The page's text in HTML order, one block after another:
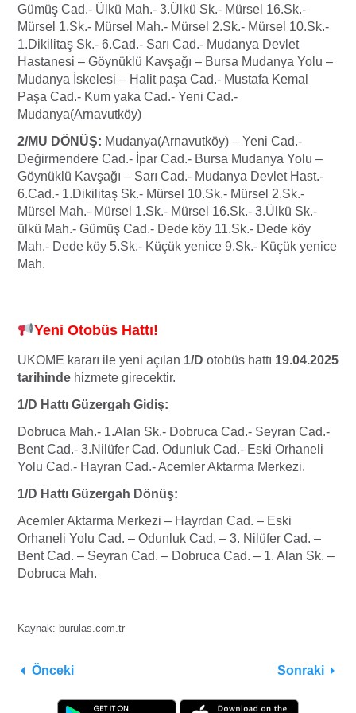
Gümüş Cad.- Ülkü Mah.- 3.Ülkü Sk.- Mürsel 16.Sk.-
Mürsel 1.Sk.- Mürsel Mah.- Mürsel 2.Sk.- Mürsel 10.Sk.-
1.Dikilitaş Sk.- 6.Cad.- Sarı Cad.- Mudanya Devlet
Hastanesi – Göynüklü Kavşağı – Bursa Mudanya Yolu –
Mudanya İskelesi – Halit paşa Cad.- Mustafa Kemal
Paşa Cad.- Kum yaka Cad.- Yeni Cad.-
Mudanya(Arnavutköy)
2/MU DÖNÜŞ: Mudanya(Arnavutköy) – Yeni Cad.-
Değirmendere Cad.- İpar Cad.- Bursa Mudanya Yolu –
Göynüklü Kavşağı – Sarı Cad.- Mudanya Devlet Hast.-
6.Cad.- 1.Dikilitaş Sk.- Mürsel 10.Sk.- Mürsel 2.Sk.-
Mürsel Mah.- Mürsel 1.Sk.- Mürsel 16.Sk.- 3.Ülkü Sk.-
ülkü Mah.- Gümüş Cad.- Dede köy 11.Sk.- Dede köy
Mah.- Dede köy 5.Sk.- Küçük yenice 9.Sk.- Küçük yenice
Mah.
Yeni Otobüs Hattı!
UKOME kararı ile yeni açılan 1/D otobüs hattı 19.04.2025
tarihinde hizmete girecektir.
1/D Hattı Güzergah Gidiş:
Dobruca Mah.- 1.Alan Sk.- Dobruca Cad.- Seyran Cad.-
Bent Cad.- 3.Nilüfer Cad. Odunluk Cad.- Eski Orhaneli
Yolu Cad.- Hayran Cad.- Acemler Aktarma Merkezi.
1/D Hattı Güzergah Dönüş:
Acemler Aktarma Merkezi – Hayrdan Cad. – Eski
Orhaneli Yolu Cad. – Odunluk Cad. – 3. Nilüfer Cad. –
Bent Cad. – Seyran Cad. – Dobruca Cad. – 1. Alan Sk. –
Dobruca Mah.
Kaynak: burulas.com.tr
Önceki Sonraki